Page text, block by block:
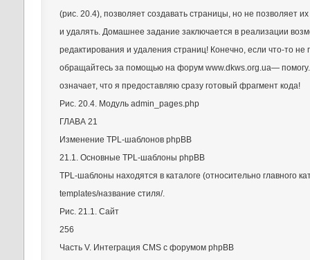
(рис. 20.4), позволяет создавать страницы, но не позволяет
и удалять. Домашнее задание заключается в реализации
редактирования и удаления страниц! Конечно, если что-то не
обращайтесь за помощью на форум www.dkws.org.ua—
означает, что я предоставляю сразу готовый фрагмент кода!
Рис. 20.4. Модуль admin_pages.php
ГЛАВА 21
Изменение TPL-шаблонов phpBB
21.1. Основные TPL-шаблоны phpBB
TPL-шаблоны находятся в каталоге (относительно главного
templates/название стиля/.
Рис. 21.1. Сайт
256
Часть V. Интеграция CMS с форумом phpBB